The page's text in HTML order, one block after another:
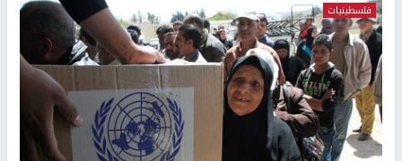
فلسطينيات